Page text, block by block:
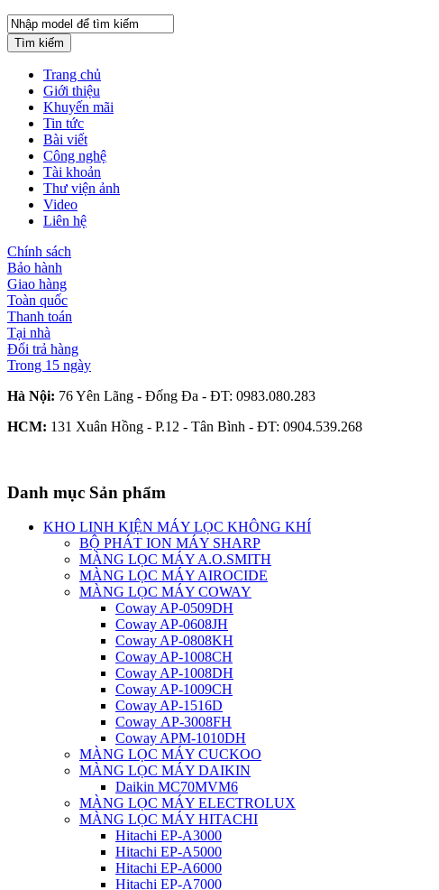
Tìm kiếm
Trang chủ
Giới thiệu
Khuyến mãi
Tin tức
Bài viết
Công nghệ
Tài khoản
Thư viện ảnh
Video
Liên hệ
Chính sách
Bảo hành
Giao hàng
Toàn quốc
Thanh toán
Tại nhà
Đổi trả hàng
Trong 15 ngày
Hà Nội: 76 Yên Lãng - Đống Đa - ĐT: 0983.080.283
HCM: 131 Xuân Hồng - P.12 - Tân Bình - ĐT: 0904.539.268
Danh mục Sản phẩm
KHO LINH KIỆN MÁY LỌC KHÔNG KHÍ
BỘ PHÁT ION MÁY SHARP
MÀNG LỌC MÁY A.O.SMITH
MÀNG LỌC MÁY AIROCIDE
MÀNG LỌC MÁY COWAY
Coway AP-0509DH
Coway AP-0608JH
Coway AP-0808KH
Coway AP-1008CH
Coway AP-1008DH
Coway AP-1009CH
Coway AP-1516D
Coway AP-3008FH
Coway APM-1010DH
MÀNG LỌC MÁY CUCKOO
MÀNG LỌC MÁY DAIKIN
Daikin MC70MVM6
MÀNG LỌC MÁY ELECTROLUX
MÀNG LỌC MÁY HITACHI
Hitachi EP-A3000
Hitachi EP-A5000
Hitachi EP-A6000
Hitachi EP-A7000